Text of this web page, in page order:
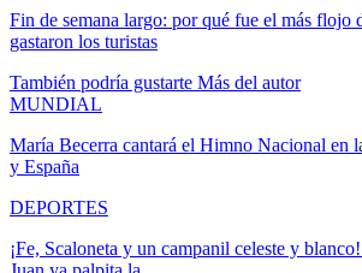
Fin de semana largo: por qué fue el más flojo
gastaron los turistas
También podría gustarte Más del autor
MUNDIAL
María Becerra cantará el Himno Nacional en
y España
DEPORTES
¡Fe, Scaloneta y un campanil celeste y